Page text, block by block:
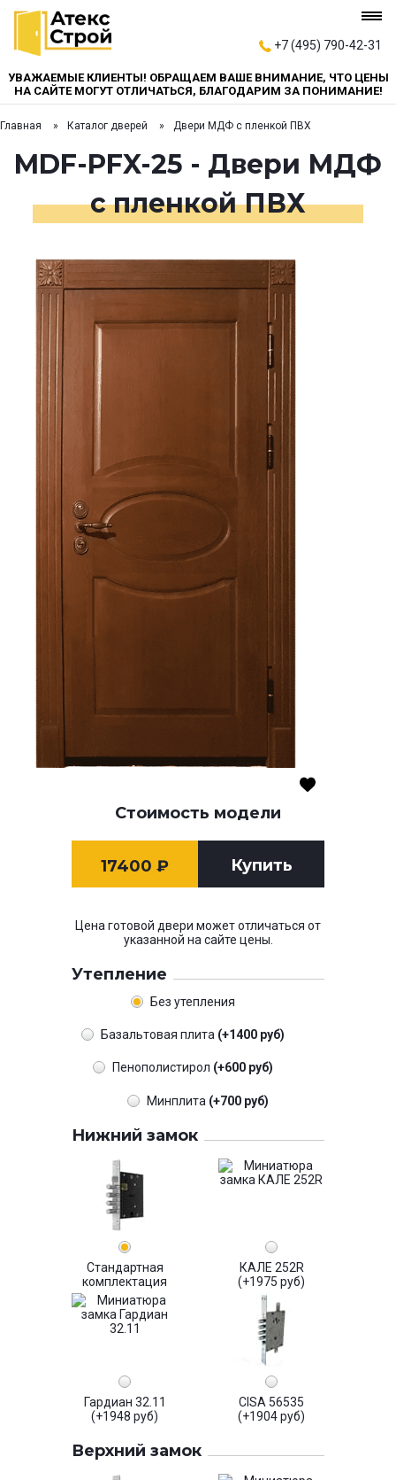
+7 (495) 790-42-31
УВАЖАЕМЫЕ КЛИЕНТЫ! ОБРАЩАЕМ ВАШЕ ВНИМАНИЕ, ЧТО ЦЕНЫ
НА САЙТЕ МОГУТ ОТЛИЧАТЬСЯ, БЛАГОДАРИМ ЗА ПОНИМАНИЕ!
Главная Каталог дверей Двери МДФ с пленкой ПВХ
MDF-PFX-25 - Двери МДФ
с пленкой ПВХ
Стоимость модели
17400 ₽ Купить
Цена готовой двери может отличаться от
указанной на сайте цены.
Утепление
Без утепления
Базальтовая плита (+1400 руб)
Пенополистирол (+600 руб)
Минплита (+700 руб)
Нижний замок
Стандартная
комплектация
КАЛЕ 252R
(+1975 руб)
Гардиан 32.11
(+1948 руб)
CISA 56535
(+1904 руб)
Верхний замок